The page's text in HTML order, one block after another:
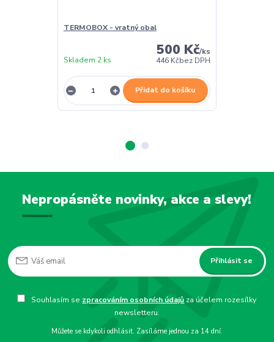
TERMOBOX - vratný obal
500 Kč/ks
446 Kčbez DPH
Skladem 2 ks
Přidat do košíku
Nepropásněte novinky, akce a slevy!
Přihlásit se
Souhlasím se zpracováním osobních údajů za účelem rozesílky
newsletteru.
Můžete se kdykoli odhlásit. Zasíláme jednou za 14 dní.